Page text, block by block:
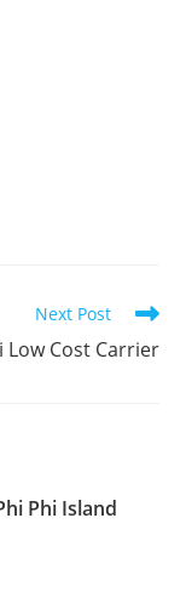
Next Post
Low Cost Carrier
Phi Island